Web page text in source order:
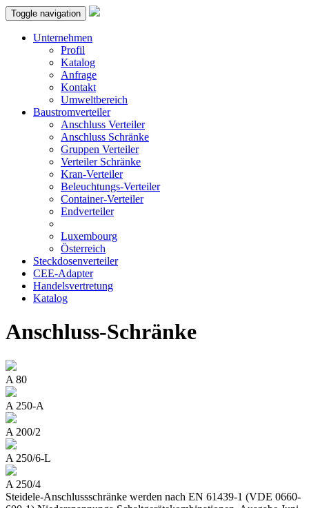
Toggle navigation
Unternehmen
Profil
Katalog
Anfrage
Kontakt
Umweltbereich
Baustromverteiler
Anschluss Verteiler
Anschluss Schränke
Gruppen Verteiler
Verteiler Schränke
Kran-Verteiler
Beleuchtungs-Verteiler
Container-Verteiler
Endverteiler
Luxembourg
Österreich
Steckdosenverteiler
CEE-Adapter
Handelsvertretung
Katalog
Anschluss-Schränke
A 80
A 250-A
A 200/2
A 250/6-L
A 250/4
Steidele-Anschlussschränke werden nach EN 61439-1 (VDE 0660-